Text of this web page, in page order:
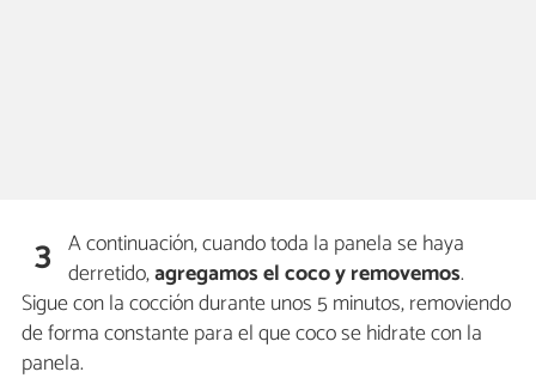
3 A continuación, cuando toda la panela se haya
derretido,agregamos el coco y removemos.
Sigue con la cocción durante unos 5 minutos, removiendo
de forma constante para el que coco se hidrate con la
panela.